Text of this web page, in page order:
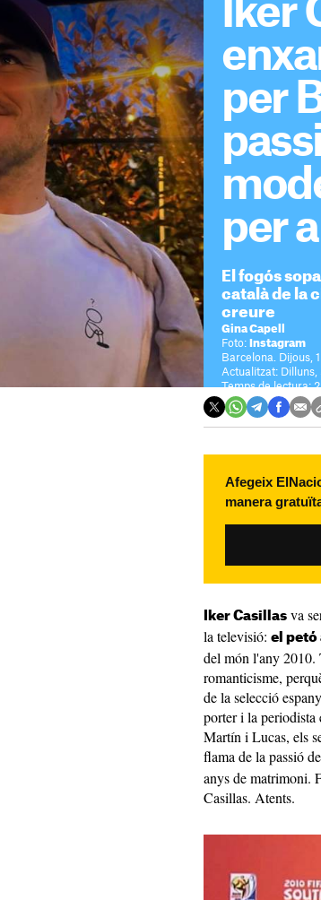
Iker
per
per
El fogós
català de la
creure
Gina Capell
Foto: Instagram
Barcelona. Dijous,
Actualitzat:
Temps de lectura:
Afegeix
manera
Iker Casillas va
la televisió: el petó
del món l'any 2010.
romanticisme,
de la selecció
porter i la periodista
Martín i Lucas, els
flama de la passió
anys de matrimoni.
Casillas. Atents.